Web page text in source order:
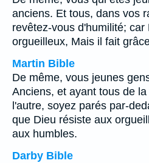
anciens. Et tous, dans vos
revêtez-vous d'humilité; car
orgueilleux, Mais il fait
Martin Bible
De même, vous jeunes
Anciens, et ayant tous de
l'autre, soyez parés par-
que Dieu résiste aux
aux humbles.
Darby Bible